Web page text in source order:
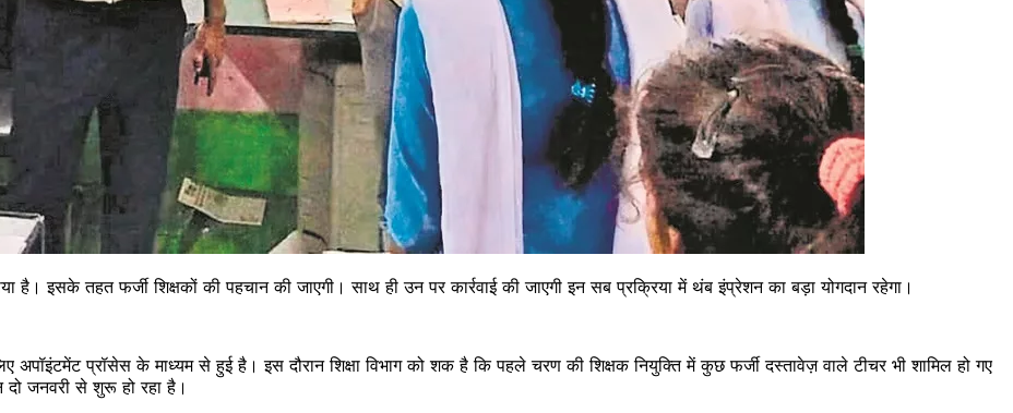
है। इसके तहत फर्जी शिक्षकों की पहचान की जाएगी। साथ ही उन पर कार्रवाई की जाएगी इन सब प्रक्रिया में थंब इंप्रेशन का बड़ा योगदान रहेगा।
अपॉइंटमेंट प्रॉसेस के माध्यम से हुई है। इस दौरान शिक्षा विभाग को शक है कि पहले चरण की शिक्षक नियुक्ति में कुछ फर्जी दस्तावेज़ वाले टीचर भी शामिल हो गए
जनवरी से शुरू हो रहा है।